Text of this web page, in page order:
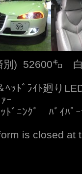
別) 52600㌔
ﾍｯﾄﾞﾗｲﾄ廻り
ｰ
ﾄﾞﾆﾝｸﾞ ﾊﾞｲﾊﾟ
is closed at